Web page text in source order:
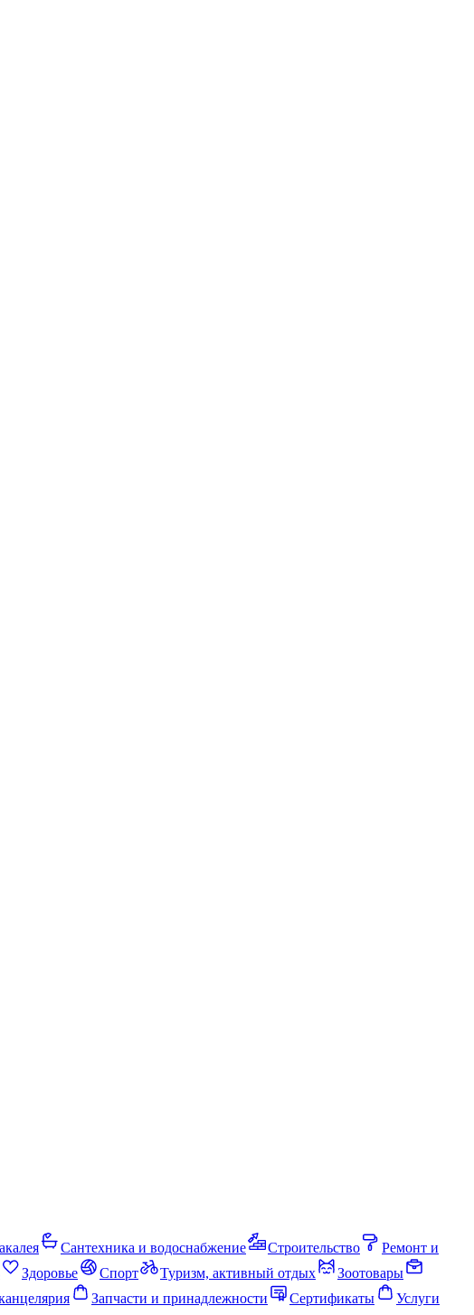
Сантехника и водоснабжение Строительство
Ремонт и
Здоровье Спорт Туризм, активный отдых
Зоотовары
Запчасти и принадлежности Сертификаты
Услуги